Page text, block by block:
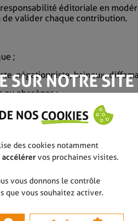
éditoriale en
de valider chaque contribution.
;
négationniste, haineux,
ou obscènes ;
d’organisations
progresser le débat en question.
de conduite en refusant la
seront momentanément
à respecter ces règles
SUR NOTRE SITE
NOS COOKIES
des cookies notamment
accélérer vos prochaines visites.
vous donnons le contrôle
que vous souhaitez activer.